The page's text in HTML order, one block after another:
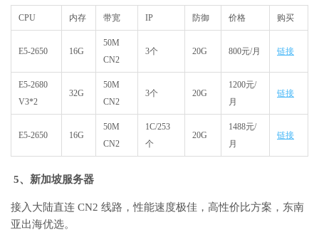
CPU 内存 带宽 IP 防御 价格 购买
E5-2650 16G
50M
CN2
3个 20G 800元/月 链接
E5-2680
V3*2
32G
50M
CN2
3个 20G
1200元/
月
链接
E5-2650 16G
50M
CN2
1C/253
个
20G
1488元/
月
链接
5、 新加坡服务器
接入大陆直连 CN2 线路，性能速度极佳，高性价比方案，东南
亚出海优选。